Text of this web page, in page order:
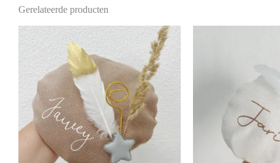
Gerelateerde producten